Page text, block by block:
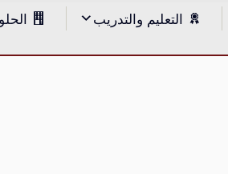
التعليم والتدريب